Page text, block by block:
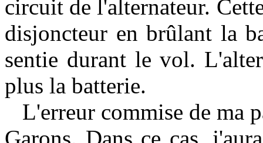
circuit de l'alternateur.
disjoncteur en brûlant la
sentie durant le vol.
plus la batterie.
L'erreur commise de ma
Garons. Dans ce cas,